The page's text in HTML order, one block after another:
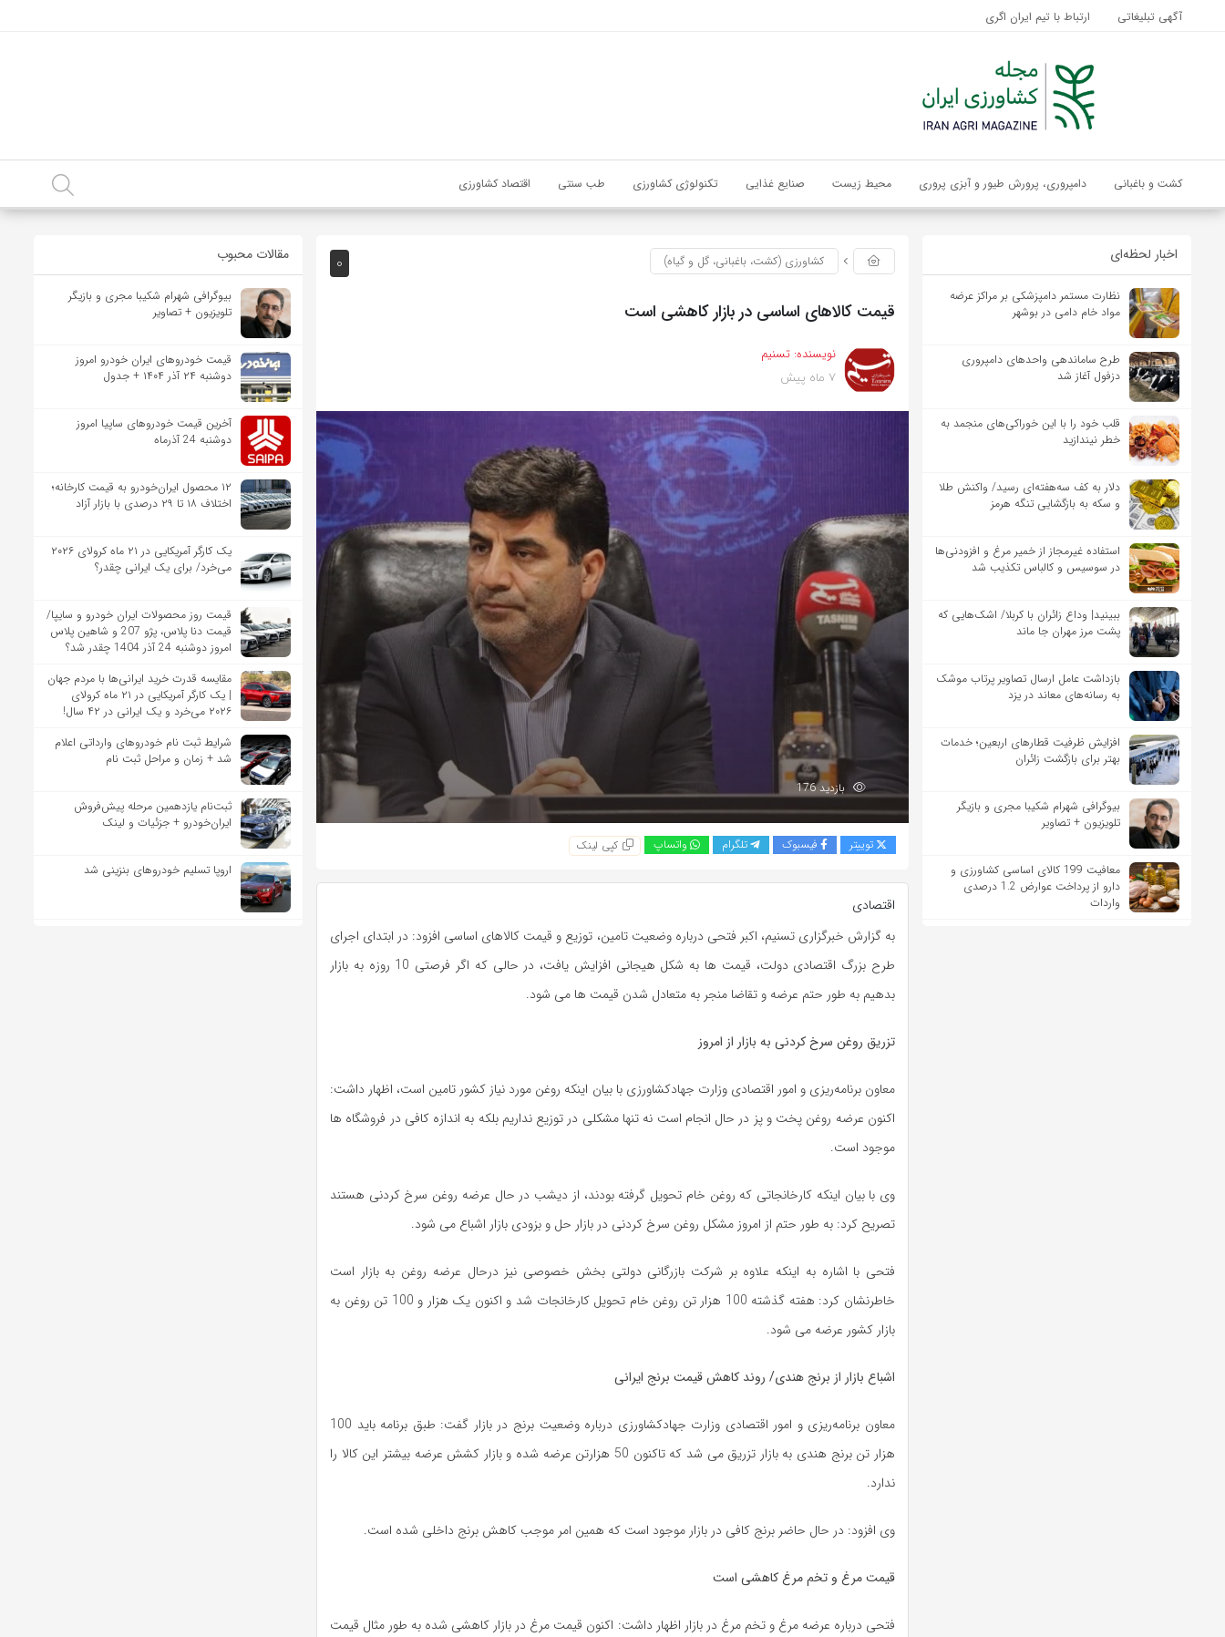
آگهی تبلیغاتی ارتباط با تیم ایران اگری
کشت و باغبانی دامپروری، پرورش طیور و آبزی پروری محیط زیست صنایع غذایی تکنولوژی کشاورزی طب سنتی اقتصاد کشاورزی
اخبار لحظه‌ای
نظارت مستمر دامپزشکی بر مراکز عرضه
مواد خام دامی در بوشهر
طرح ساماندهی واحدهای دامپروری
دزفول آغاز شد
قلب خود را با این خوراکی‌های منجمد به
خطر نیندازید
دلار به کف سه‌هفته‌ای رسید/ واکنش طلا
و سکه به بازگشایی تنگه هرمز
استفاده غیرمجاز از خمیر مرغ و افزودنی‌ها
در سوسیس و کالباس تکذیب شد
ببینید| وداع زائران با کربلا/ اشک‌هایی که
پشت مرز مهران جا ماند
بازداشت عامل ارسال تصاویر پرتاب موشک
به رسانه‌های معاند در یزد
افزایش ظرفیت قطارهای اربعین؛ خدمات
بهتر برای بازگشت زائران
بیوگرافی شهرام شکیبا مجری و بازیگر
تلویزیون + تصاویر
معافیت 199 کالای اساسی کشاورزی و
دارو از پرداخت عوارض 1.2 درصدی
واردات
0 کشاورزی (کشت، باغبانی، گل و گیاه)
قیمت کالاهای اساسی در بازار کاهشی است
نویسنده: تسنیم
7 ماه پیش
بازدید 176
توییتر فیسبوک تلگرام واتساپ کپی لینک
اقتصادی
به گزارش خبرگزاری تسنیم، اکبر فتحی درباره وضعیت تامین، توزیع و قیمت کالاهای اساسی افزود: در ابتدای اجرای
طرح بزرگ اقتصادی دولت، قیمت ها به شکل هیجانی افزایش یافت، در حالی که اگر فرصتی 10 روزه به بازار
بدهیم به طور حتم عرضه و تقاضا منجر به متعادل شدن قیمت ها می شود.
تزریق روغن سرخ کردنی به بازار از امروز
معاون برنامه‌ریزی و امور اقتصادی وزارت جهادکشاورزی با بیان اینکه روغن مورد نیاز کشور تامین است، اظهار داشت:
اکنون عرضه روغن پخت و پز در حال انجام است نه تنها مشکلی در توزیع نداریم بلکه به اندازه کافی در فروشگاه ها
موجود است.
وی با بیان اینکه کارخانجاتی که روغن خام تحویل گرفته بودند، از دیشب در حال عرضه روغن سرخ کردنی هستند
تصریح کرد: به طور حتم از امروز مشکل روغن سرخ کردنی در بازار حل و بزودی بازار اشباع می شود.
فتحی با اشاره به اینکه علاوه بر شرکت بازرگانی دولتی بخش خصوصی نیز درحال عرضه روغن به بازار است
خاطرنشان کرد: هفته گذشته 100 هزار تن روغن خام تحویل کارخانجات شد و اکنون یک هزار و 100 تن روغن به
بازار کشور عرضه می شود.
اشباع بازار از برنج هندی/ روند کاهش قیمت برنج ایرانی
معاون برنامه‌ریزی و امور اقتصادی وزارت جهادکشاورزی درباره وضعیت برنج در بازار گفت: طبق برنامه باید 100
هزار تن برنج هندی به بازار تزریق می شد که تاکنون 50 هزارتن عرضه شده و بازار کشش عرضه بیشتر این کالا را
ندارد.
وی افزود: در حال حاضر برنج کافی در بازار موجود است که همین امر موجب کاهش برنج داخلی شده است.
قیمت مرغ و تخم مرغ کاهشی است
فتحی درباره عرضه مرغ و تخم مرغ در بازار اظهار داشت: اکنون قیمت مرغ در بازار کاهشی شده به طور مثال قیمت
مقالات محبوب
بیوگرافی شهرام شکیبا مجری و بازیگر
تلویزیون + تصاویر
قیمت خودرو‌های ایران خودرو امروز
دوشنبه ۲۴ آذر ۱۴۰۴ + جدول
آخرین قیمت خودروهای ساپیا امروز
دوشنبه 24 آذرماه
۱۲ محصول ایران‌خودرو به قیمت کارخانه؛
اختلاف ۱۸ تا ۲۹ درصدی با بازار آزاد
یک کارگر آمریکایی در ۲۱ ماه کرولای ۲۰۲۶
می‌خرد/ برای یک ایرانی چقدر؟
قیمت روز محصولات ایران خودرو و سایپا/
قیمت دنا پلاس، پژو 207 و شاهین پلاس
امروز دوشنبه 24 آذر 1404 چقدر شد؟
مقایسه قدرت خرید ایرانی‌ها با مردم جهان
| یک کارگر آمریکایی در ۲۱ ماه کرولای
۲۰۲۶ می‌خرد و یک ایرانی در ۴۲ سال!
شرایط ثبت نام خودروهای وارداتی اعلام
شد + زمان و مراحل ثبت نام
ثبت‌نام یازدهمین مرحله پیش‌فروش
ایران‌خودرو + جزئیات و لینک
اروپا تسلیم خودروهای بنزینی شد